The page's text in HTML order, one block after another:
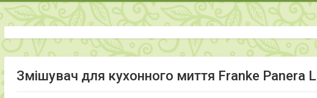
Змішувач для кухонного миття Franke Panera